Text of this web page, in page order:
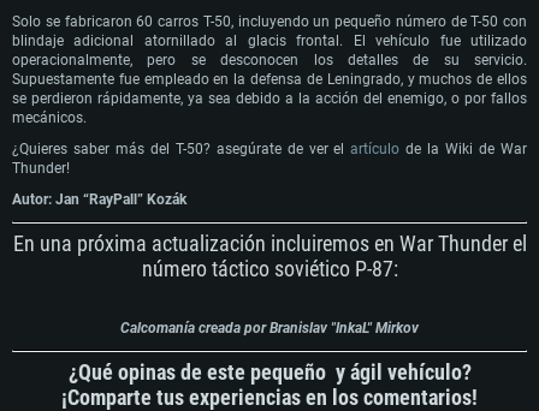
Solo se fabricaron 60 carros T-50, incluyendo un pequeño número de T-50 con
blindaje adicional atornillado al glacis frontal. El vehículo fue utilizado
operacionalmente, pero se desconocen los detalles de su servicio.
Supuestamente fue empleado en la defensa de Leningrado, y muchos de ellos
se perdieron rápidamente, ya sea debido a la acción del enemigo, o por fallos
mecánicos.
¿Quieres saber más del T-50? asegúrate de ver elartículo de la Wiki de War
Thunder!
Autor: Jan “RayPall” Kozák
En una próxima actualización incluiremos en War Thunder el
número táctico soviético P-87:
Calcomanía creada por Branislav "InkaL" Mirkov
¿Qué opinas de este pequeño y ágil vehículo?
¡Comparte tus experiencias en los comentarios!